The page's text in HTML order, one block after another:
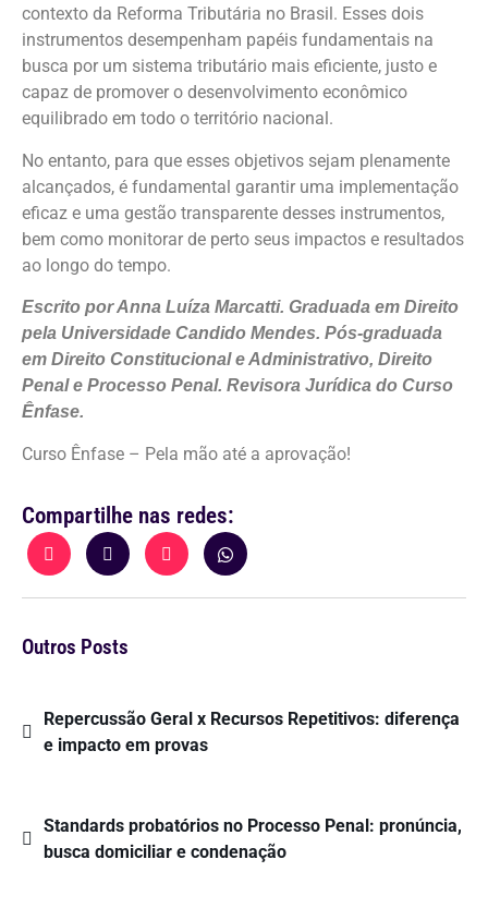
contexto da Reforma Tributária no Brasil. Esses dois
instrumentos desempenham papéis fundamentais na
busca por um sistema tributário mais eficiente, justo e
capaz de promover o desenvolvimento econômico
equilibrado em todo o território nacional.
No entanto, para que esses objetivos sejam plenamente
alcançados, é fundamental garantir uma implementação
eficaz e uma gestão transparente desses instrumentos,
bem como monitorar de perto seus impactos e resultados
ao longo do tempo.
Escrito por Anna Luíza Marcatti. Graduada em Direito
pela Universidade Candido Mendes. Pós-graduada
em Direito Constitucional e Administrativo, Direito
Penal e Processo Penal. Revisora Jurídica do Curso
Ênfase.
Curso Ênfase – Pela mão até a aprovação!
Compartilhe nas redes:
Outros Posts
Repercussão Geral x Recursos Repetitivos: diferença
e impacto em provas
Standards probatórios no Processo Penal: pronúncia,
busca domiciliar e condenação